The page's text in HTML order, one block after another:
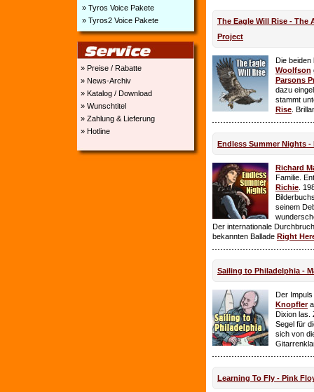
» Tyros Voice Pakete
» Tyros2 Voice Pakete
» Preise / Rabatte
» News-Archiv
» Katalog / Download
» Wunschtitel
» Zahlung & Lieferung
» Hotline
The Eagle Will Rise - The
Project
Die beiden
Woolfson
Parsons
dazu
stammt
Rise .
Endless Summer Nights -
Richard
Familie.
Richie .
seinem
Der internationale
bekannten Ballade Right
Sailing to Philadelphia -
Der
Knopfler
Dixion las.
Segel für
sich von
Learning To Fly - Pink